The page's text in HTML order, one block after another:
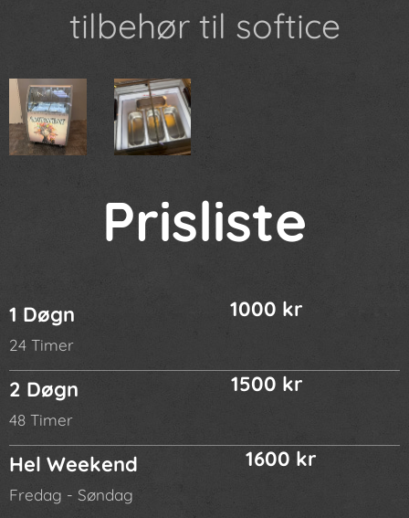
tilbehør til softice
Prisliste
1 Døgn
24 Timer
1000 kr
2 Døgn
48 Timer
1500 kr
Hel Weekend
Fredag - Søndag
1600 kr